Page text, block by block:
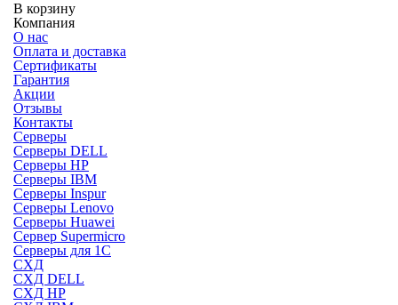
В корзину
Компания
О нас
Оплата и доставка
Сертификаты
Гарантия
Акции
Отзывы
Контакты
Серверы
Серверы DELL
Серверы HP
Серверы IBM
Серверы Inspur
Серверы Lenovo
Серверы Huawei
Сервер Supermicro
Серверы для 1C
СХД
СХД DELL
СХД HP